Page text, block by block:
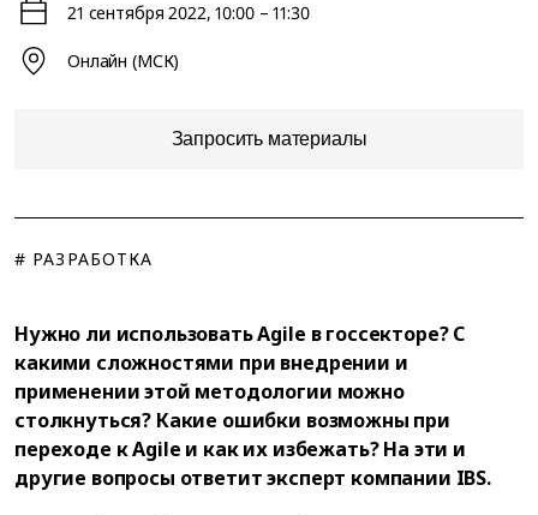
21 сентября 2022, 10:00 – 11:30
Онлайн (МСК)
Запросить материалы
# РАЗРАБОТКА
Нужно ли использовать Agile в госсекторе? С
какими сложностями при внедрении и
применении этой методологии можно
столкнуться? Какие ошибки возможны при
переходе к Agile и как их избежать? На эти и
другие вопросы ответит эксперт компании IBS.